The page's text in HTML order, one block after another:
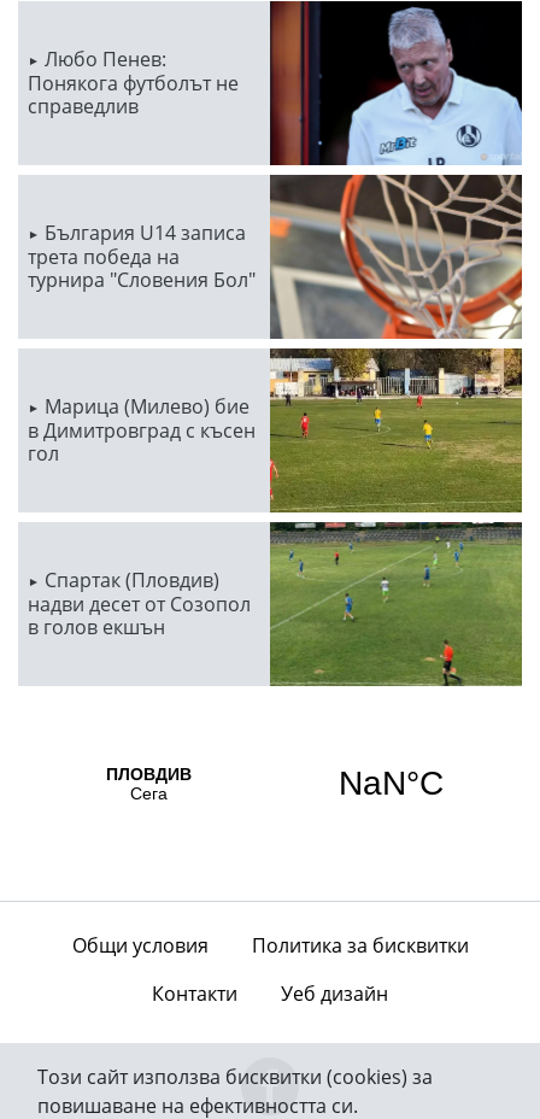
Любо Пенев:
Понякога футболът не
справедлив
България U14 записа
трета победа на
турнира "Словения Бол"
Марица (Милево) бие
в Димитровград с късен
гол
Спартак (Пловдив)
надви десет от Созопол
в голов екшън
Общи условия
Политика за бисквитки
Контакти
Уеб дизайн
Този сайт използва бисквитки (cookies) за
повишаване на ефективността си.